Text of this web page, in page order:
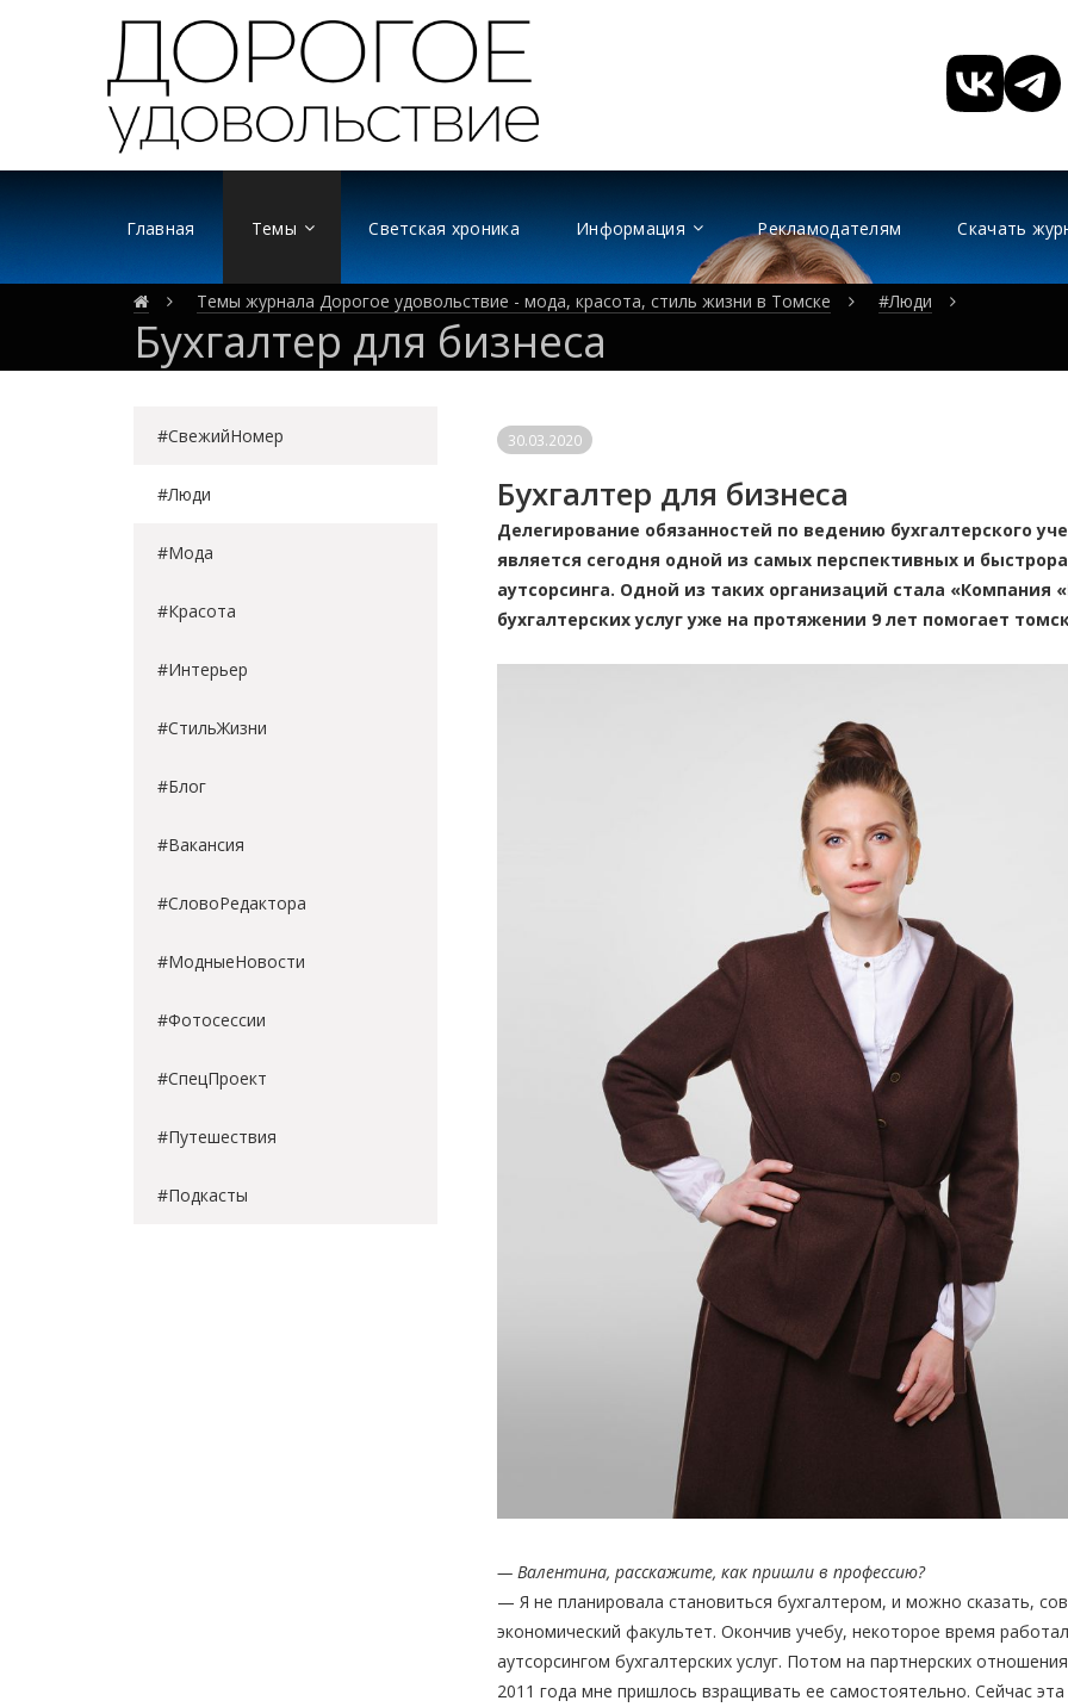
Главная Темы Светская хроника Информация Рекламодателям Скачать
Темы журнала Дорогое удовольствие - мода, красота, стиль жизни в Томске #Люди
Бухгалтер для бизнеса
#СвежийНомер
#Люди
#Мода
#Красота
#Интерьер
#СтильЖизни
#Блог
#Вакансия
#СловоРедактора
#МодныеНовости
#Фотосессии
#СпецПроект
#Путешествия
#Подкасты
30.03.2020
Бухгалтер для бизнеса
Делегирование обязанностей по ведению бухгалтерского
является сегодня одной из самых перспективных и
аутсорсинга. Одной из таких организаций стала «Компания
бухгалтерских услуг уже на протяжении 9 лет помогает
— Валентина, расскажите, как пришли в профессию?
— Я не планировала становиться бухгалтером, и можно сказать,
экономический факультет. Окончив учебу, некоторое время
аутсорсингом бухгалтерских услуг. Потом на партнерских
2011 года мне пришлось взращивать ее самостоятельно. Сейчас